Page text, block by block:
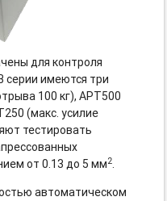
для контроля
серии имеются три
100 кг), АPT500
(макс. усилие
тестировать
от 0.13 до 5 мм2.
автоматическом